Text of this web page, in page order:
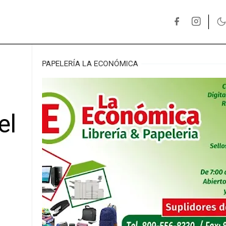
PAPELERÍA LA ECONÓMICA